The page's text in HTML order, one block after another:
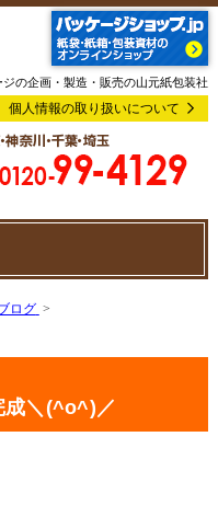
の企画・製造・販売の山元紙包装社
個人情報の取り扱いについて
ログ
成＼(^o^)／